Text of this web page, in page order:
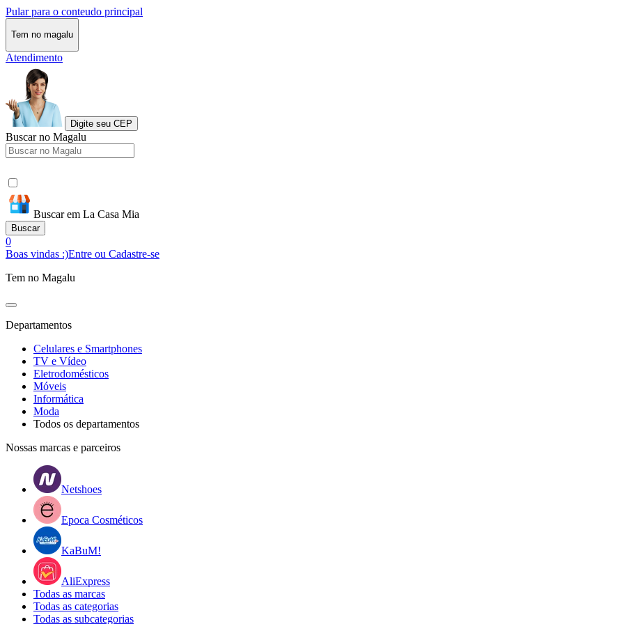
Pular para o conteudo principal
Tem no magalu
Atendimento
Digite seu CEP
Buscar no Magalu
Buscar em La Casa Mia
Buscar
0
Boas vindas :)Entre ou Cadastre-se
Tem no Magalu
Departamentos
Celulares e Smartphones
TV e Vídeo
Eletrodomésticos
Móveis
Informática
Moda
Todos os departamentos
Nossas marcas e parceiros
Netshoes
Epoca Cosméticos
KaBuM!
AliExpress
Todas as marcas
Todas as categorias
Todas as subcategorias